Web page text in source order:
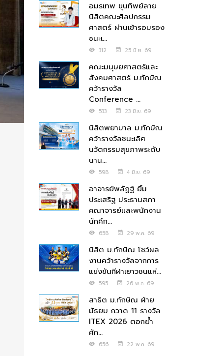
อมรเทพ ขุนทิพย์ลาย
นิสิตคณะศิลปกรรม
ศาสตร์ ผ่านเข้ารอบรอง
ชนะเ...
312 25 มิ.ย. 69
คณะมนุษยศาสตร์และ
สังคมศาสตร์ ม.ทักษิณ
คว้ารางวัล
Conference ...
533 23 มิ.ย. 69
นิสิตพยาบาล ม.ทักษิณ
คว้ารางวัลชนะเลิศ
นวัตกรรมสุขภาพระดับ
นาน...
598 4 มิ.ย. 69
อาจารย์พลัฏฐ์ ยิ้ม
ประเสริฐ ประธานสภา
คณาจารย์และพนักงาน
นักศึก...
658 29 พ.ค. 69
นิสิต ม.ทักษิณ โชว์ผล
งานคว้ารางวัลจากการ
แข่งขันกีฬาเยาวชนแห่...
595 26 พ.ค. 69
สาธิต ม.ทักษิณ ฝ่าย
มัธยม กวาด 11 รางวัล
ITEX 2026 ตอกย้ำ
ศัก...
656 22 พ.ค. 69